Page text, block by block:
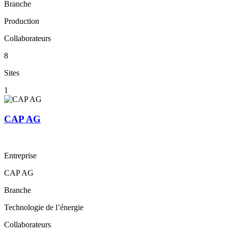
Branche
Production
Collaborateurs
8
Sites
1
CAP AG
Entreprise
CAP AG
Branche
Technologie de l’énergie
Collaborateurs